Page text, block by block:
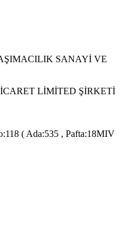
SANAYİ VE
LİMİTED ŞİRKETİ
( Ada:535 , Pafta:18MIV